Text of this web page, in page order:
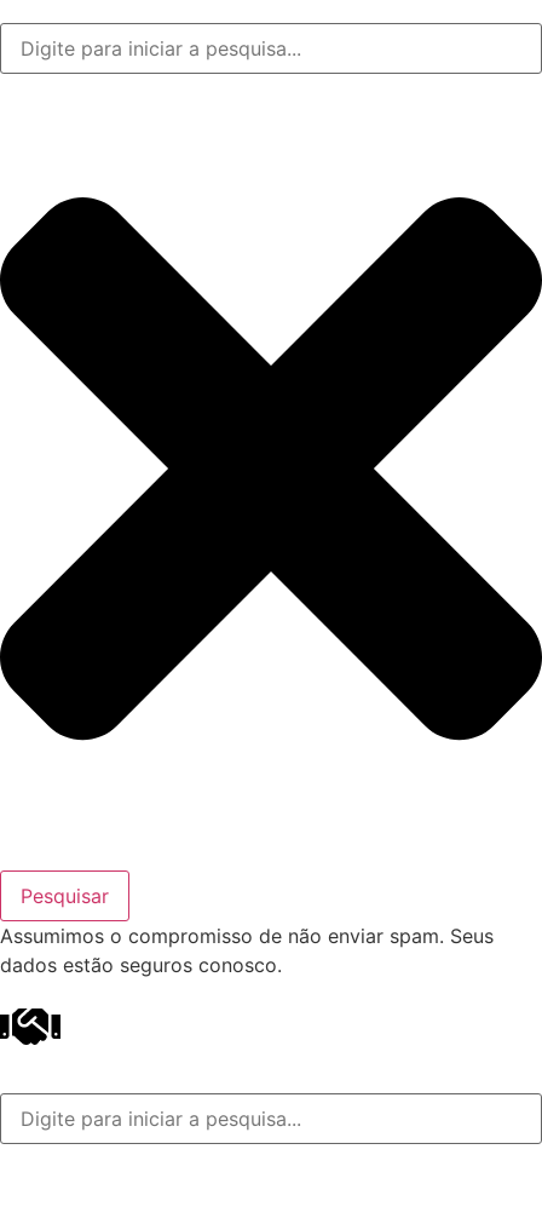
Pesquisar
Assumimos o compromisso de não enviar spam. Seus
dados estão seguros conosco.